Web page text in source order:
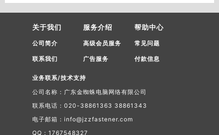
厂…
关于我们
公司简介
联系我们
服务介绍
高级会员服务
广告服务
帮助中心
常见问题
付款信息
业务联系/技术支持
公司名称：广东金蜘蛛电脑网络有限公司
联系电话：020-38861363 38861343
电子邮箱：info@jzzfastener.com
QQ：1767548327